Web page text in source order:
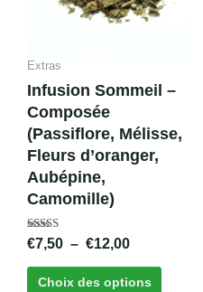
Extras
Infusion Sommeil –
Composée
(Passiflore, Mélisse,
Fleurs d’oranger,
Aubépine,
Camomille)
Note
5.00
€7,50 – €12,00
Choix des options
Les
choisies
la